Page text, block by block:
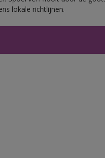
lokale richtlijnen.